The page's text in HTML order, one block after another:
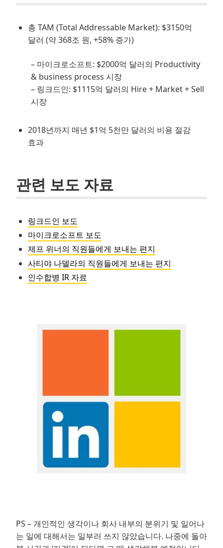
총 TAM (Total Addressable Market): $3150억
달러 (약 368조 원, +58% 증가)
– 마이크로소프트: $2000억 달러의 Productivity
& business process 시장
– 링크드인: $1115억 달러의 Hire + Market + Sell
시장
2018년까지 매년 $1억 5천만 달러의 비용 절감
효과
관련 보도 자료
링크드인 보도
마이크로소프트 보도
제프 위너의 직원들에게 보내는 편지
사티야 나델라의 직원들에게 보내는 편지
인수합병 IR 자료
PS – 개인적인 생각이나 회사 내부의 분위기 및 일어나
는 일에 대해서는 일부러 쓰지 않았습니다. 나중에 돌아